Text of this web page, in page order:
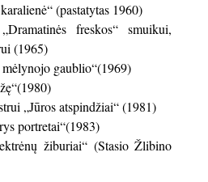
(pastatytas 1960)
freskos“ smuikui,
(1965)
gaublio“(1969)
„Jūros atspindžiai“ (1981)
portretai“(1983)
žiburiai“ (Stasio Žlibino